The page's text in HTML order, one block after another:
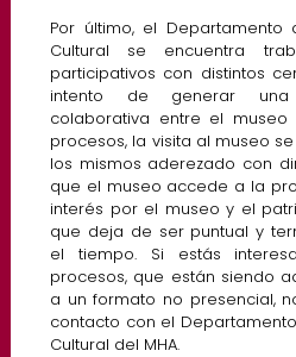
Por último, el Departamento
Cultural se encuentra
participativos con distintos
intento de generar una
colaborativa entre el
procesos, la visita al museo
los mismos aderezado con
que el museo accede a la
interés por el museo y el
que deja de ser puntual y
el tiempo. Si estás
procesos, que están siendo
a un formato no presencial,
contacto con el
Cultural del MHA.